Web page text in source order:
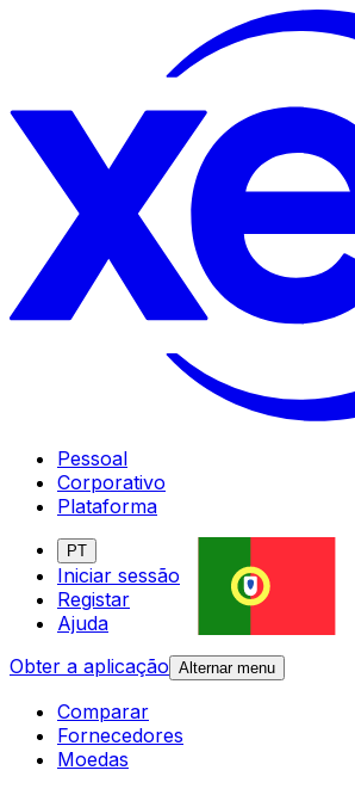
Pessoal
Corporativo
Plataforma
PT
Iniciar sessão
Registar
Ajuda
Obter a aplicação Alternar menu
Comparar
Fornecedores
Moedas